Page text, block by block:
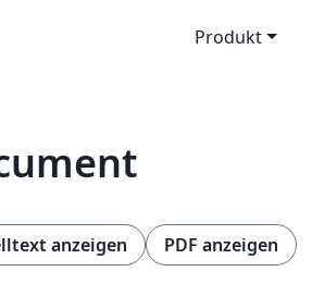
Produkt
anzeigen PDF anzeigen